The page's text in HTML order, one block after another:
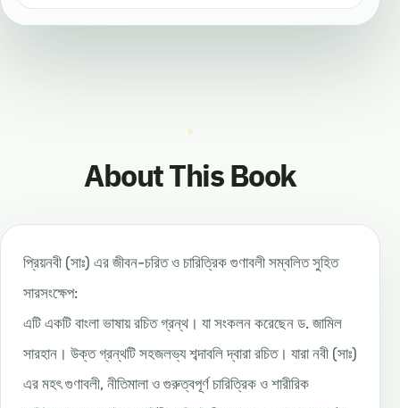
About This Book
প্রিয়নবী (সাঃ) এর জীবন-চরিত ও চারিত্রিক গুণাবলী সম্বলিত সুহিত
সারসংক্ষেপ:
এটি একটি বাংলা ভাষায় রচিত গ্রন্থ। যা সংকলন করেছেন ড. জামিল
সারহান। উক্ত গ্রন্থটি সহজলভ্য শব্দাবলি দ্বারা রচিত। যারা নবী (সাঃ)
এর মহৎ গুণাবলী, নীতিমালা ও গুরুত্বপূর্ণ চারিত্রিক ও শারীরিক